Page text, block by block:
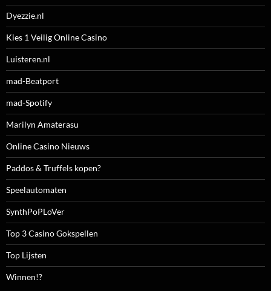
Dyezzie.nl
Kies 1 Veilig Online Casino
Luisteren.nl
mad-Beatport
mad-Spotify
Marilyn Amaterasu
Online Casino Nieuws
Paddos & Truffels kopen?
Speelautomaten
SynthPoPLoVer
Top 3 Casino Gokspellen
Top Lijsten
Winnen!?